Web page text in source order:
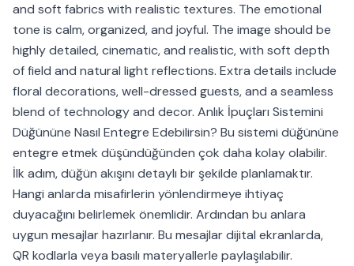
and soft fabrics with realistic textures. The emotional
tone is calm, organized, and joyful. The image should be
highly detailed, cinematic, and realistic, with soft depth
of field and natural light reflections. Extra details include
floral decorations, well-dressed guests, and a seamless
blend of technology and decor. Anlık İpuçları Sistemini
Düğününe Nasıl Entegre Edebilirsin? Bu sistemi düğününe
entegre etmek düşündüğünden çok daha kolay olabilir.
İlk adım, düğün akışını detaylı bir şekilde planlamaktır.
Hangi anlarda misafirlerin yönlendirmeye ihtiyaç
duyacağını belirlemek önemlidir. Ardından bu anlara
uygun mesajlar hazırlanır. Bu mesajlar dijital ekranlarda,
QR kodlarla veya basılı materyallerle paylaşılabilir.